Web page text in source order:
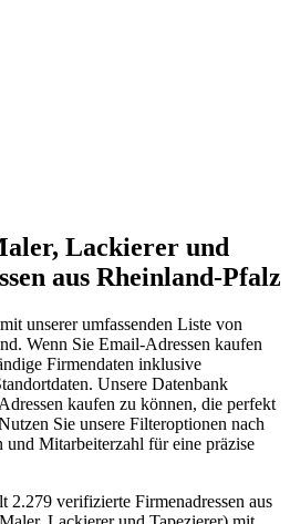
Lackierer und
aus Rheinland-Pfalz
unserer umfassenden Liste von
Wenn Sie Email-Adressen kaufen
Firmendaten inklusive
Unsere Datenbank
kaufen zu können, die perfekt
Sie unsere Filteroptionen nach
Mitarbeiterzahl für eine präzise
2.279 verifizierte Firmenadressen aus